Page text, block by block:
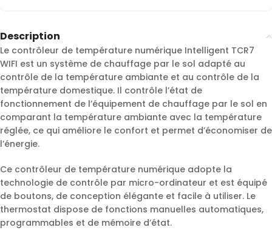
Description
Le contrôleur de température numérique Intelligent TCR7
WIFI est un système de chauffage par le sol adapté au
contrôle de la température ambiante et au contrôle de la
température domestique. Il contrôle l’état de
fonctionnement de l’équipement de chauffage par le sol en
comparant la température ambiante avec la température
réglée, ce qui améliore le confort et permet d’économiser de
l’énergie.
Ce contrôleur de température numérique adopte la
technologie de contrôle par micro-ordinateur et est équipé
de boutons, de conception élégante et facile à utiliser. Le
thermostat dispose de fonctions manuelles automatiques,
programmables et de mémoire d’état.